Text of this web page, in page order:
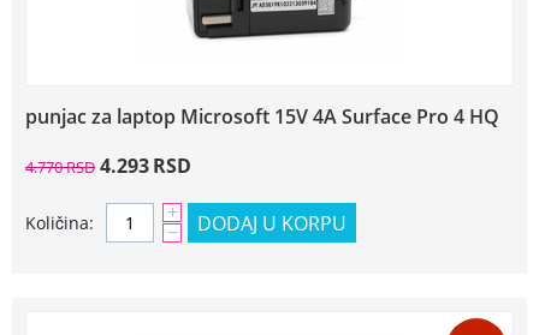
punjac za laptop Microsoft 15V 4A Surface Pro 4 HQ
4.770RSD 4.293RSD
Količina: +
− DODAJ U KORPU